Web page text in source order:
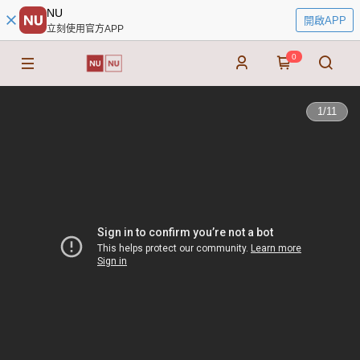
NU
立刻使用官方APP
開啟APP
0
1/11